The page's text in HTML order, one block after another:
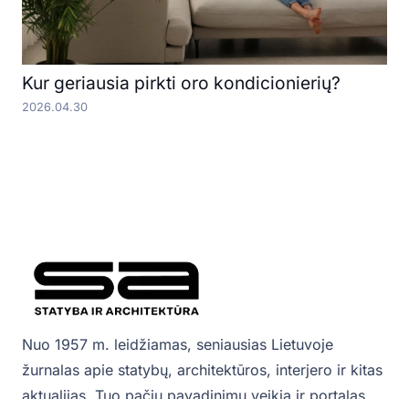
Kur geriausia pirkti oro kondicionierių?
2026.04.30
Nuo 1957 m. leidžiamas, seniausias Lietuvoje
žurnalas apie statybų, architektūros, interjero ir kitas
aktualijas. Tuo pačiu pavadinimu veikia ir portalas